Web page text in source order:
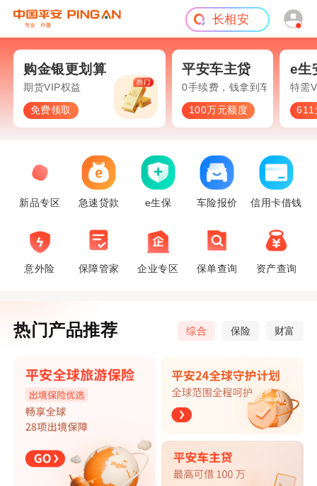
长相安
短期意外
旅游险
购金银更划算
期货VIP权益
免费领取
平安车主贷
0手续费，钱拿到车照开
100万元额度
e生
特需
611
新品专区 急速贷款 e生保 车险报价 信用卡借钱
意外险 保障管家 企业专区 保单查询 资产查询
热门产品推荐 综合 保险 财富